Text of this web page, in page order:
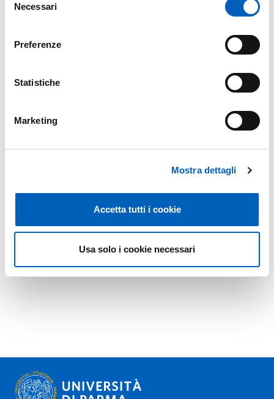
delNecessari
Preferenze
Statistiche
Marketing
Mostra dettagli
Accetta tutti i cookie
Usa solo i cookie necessari